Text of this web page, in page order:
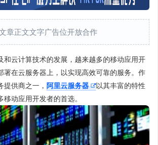
章正文文字广告位开放合作
和云计算技术的发展，越来越多的移动应用开
署在云服务器上，以实现高效可靠的服务。作
供商之一， 阿里云服务器
以其丰富的特性
动应用开发者的首选。